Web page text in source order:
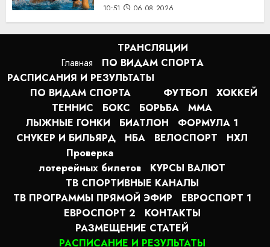
10:51 06.08.2026
Главная
ТРАНСЛЯЦИИ
ПО ВИДАМ СПОРТA
РАСПИСАНИЯ И РЕЗУЛЬТАТЫ
ПО ВИДАМ СПОРТА
ФУТБОЛ
ХОККЕЙ
ТЕННИС
БОКС БОРЬБА
MMA
ЛЫЖНЫЕ ГОНКИ
БИАТЛОН
ФОРМУЛА 1
СНУКЕР И БИЛЬЯРД
НБА ВЕЛОСПОРТ
НХЛ
Проверка
лотерейных билетов
КУРСЫ ВАЛЮТ
ТВ СПОРТИВНЫЕ КАНАЛЫ
ТВ ПРОГРАММЫ ПРЯМОЙ ЭФИР
ЕВРОСПОРТ 1
ЕВРОСПОРТ 2
КОНТАКТЫ
РАЗМЕЩЕНИЕ СТАТЕЙ
РАСПИСАНИЕ И РЕЗУЛЬТАТЫ